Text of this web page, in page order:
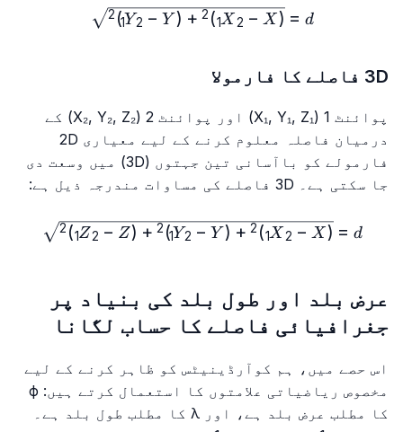
- X₁)²+(Y₂ - Y₁)²} d
=
(
X 2 − X
1
)
2
+
(
Y2 − Y
1
)
2
3D فاصلے کا فارمولا
پوائنٹ 1 (X₁, Y₁, Z₁) اور پوائنٹ 2 (X₂, Y₂, Z₂) کے
درمیان فاصلہ معلوم کرنے کے لیے معیاری 2D
فارمولے کو باآسانی تین جہتوں (3D) میں وسعت دی
جا سکتی ہے۔ 3D فاصلے کی مساوات مندرجہ ذیل ہے:
- Y₁)²+(Z₂ - Z₁)²} d
=
(
X 2 − X
1
)
2
+
(
Y2 − Y
1
)
2
+
(
Z2 − Z
1
)
2
عرض بلد اور طول بلد کی بنیاد پر
جغرافیائی فاصلے کا حساب لگانا
اس حصے میں، ہم کوآرڈینیٹس کو ظاہر کرنے کے لیے
مخصوص ریاضیاتی علامتوں کا استعمال کرتے ہیں: ϕ
کا مطلب عرض بلد ہے، اور λ کا مطلب طول بلد ہے۔